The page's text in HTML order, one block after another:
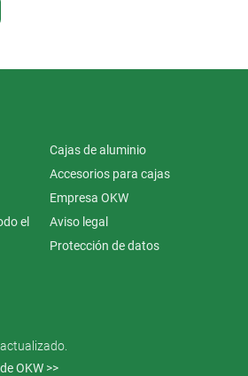
Cajas de aluminio
Accesorios para cajas
Empresa OKW
el
Aviso legal
Protección de datos
OKW >>